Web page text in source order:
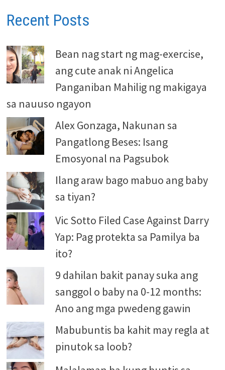
Recent Posts
Bean nag start ng mag-exercise,
ang cute anak ni Angelica
Panganiban Mahilig ng makigaya
sa nauuso ngayon
Alex Gonzaga, Nakunan sa
Pangatlong Beses: Isang
Emosyonal na Pagsubok
Ilang araw bago mabuo ang baby
sa tiyan?
Vic Sotto Filed Case Against Darry
Yap: Pag protekta sa Pamilya ba
ito?
9 dahilan bakit panay suka ang
sanggol o baby na 0-12 months:
Ano ang mga pwedeng gawin
Mabubuntis ba kahit may regla at
pinutok sa loob?